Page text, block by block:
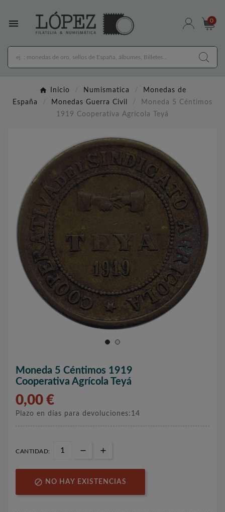
 0
Inicio Numismatica
Monedas de
España
Monedas Guerra Civil
Moneda 5 Céntimos
1919 Cooperativa Agrícola Teyá
Moneda 5 Céntimos 1919
Cooperativa Agrícola Teyá
0,00 €
Plazo en días para devoluciones:14
CANTIDAD:
 NO HAY EXISTENCIAS